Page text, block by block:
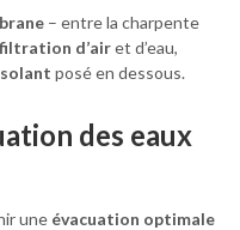
– entre la charpente
d’airet d’eau,
posé en dessous.
des eaux
une évacuation optimale